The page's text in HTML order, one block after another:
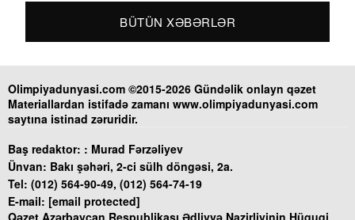
BÜTÜN XƏBƏRLƏR
Olimpiyadunyasi.com ©2015-2026 Gündəlik onlayn qəzet
Materiallardan istifadə zamanı www.olimpiyadunyasi.com
saytına istinad zəruridir.
Baş redaktor: : Murad Fərzəliyev
Ünvan: Bakı şəhəri, 2-ci sülh döngəsi, 2a.
Tel: (012) 564-90-49, (012) 564-74-19
E-mail: [email protected]
Qəzet Azərbaycan Respublikası Ədliyyə Nazirliyinin Hüquqi